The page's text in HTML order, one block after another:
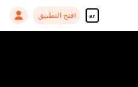
ar افتح التطبيق